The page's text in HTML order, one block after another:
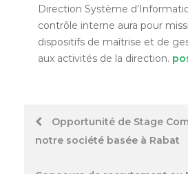
Direction Système
contrôle interne aura pour
dispositifs de maîtrise et de
aux activités de la direction.
PostOpportunité de Stage
notre société basée à Rabat